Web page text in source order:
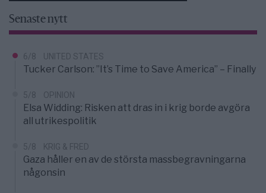
Senaste nytt
6/8 UNITED STATES
Tucker Carlson: ”It’s Time to Save America” – Finally
5/8 OPINION
Elsa Widding: Risken att dras in i krig borde avgöra
all utrikespolitik
5/8 KRIG & FRED
Gaza håller en av de största massbegravningarna
någonsin